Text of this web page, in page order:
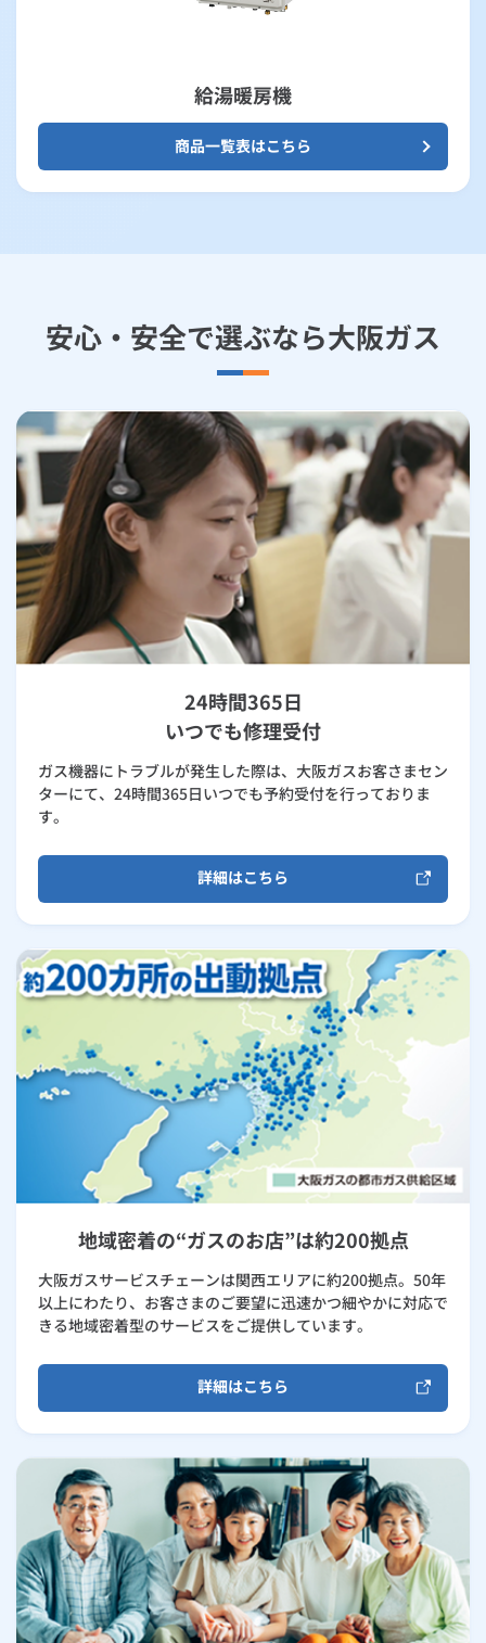
給湯暖房機
商品一覧表はこちら
安心・安全で選ぶなら大阪ガス
24時間365日
いつでも修理受付
ガス機器にトラブルが発生した際は、大阪ガスお客さまセン
ターにて、24時間365日いつでも予約受付を行っておりま
す。
詳細はこちら
地域密着の“ガスのお店”は約200拠点
大阪ガスサービスチェーンは関西エリアに約200拠点。50年
以上にわたり、お客さまのご要望に迅速かつ細やかに対応で
きる地域密着型のサービスをご提供しています。
詳細はこちら